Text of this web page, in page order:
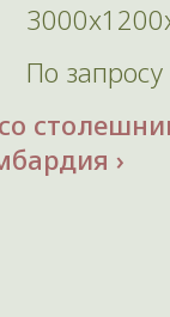
По запросу